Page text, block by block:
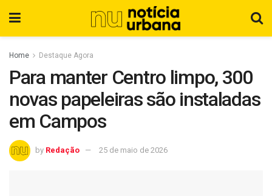
Home Destaque Agora
Para manter Centro limpo, 300
novas papeleiras são instaladas
em Campos
by Redação 25 de maio de 2026